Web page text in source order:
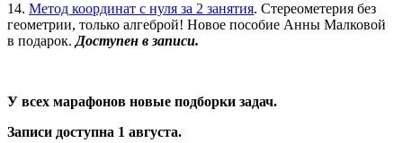
14. Метод координат с нуля за 2 занятия. Стереометерия без
геометрии, только алгеброй! Новое пособие Анны Малковой
в подарок. Доступен в записи.
У всех марафонов новые подборки задач.
Записи доступна 1 августа.